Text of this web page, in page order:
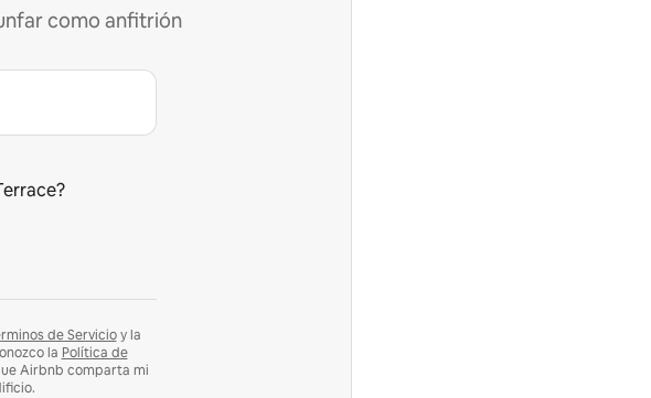
como anfitrión
de Servicioy la
la Política de
Airbnb comparta mi